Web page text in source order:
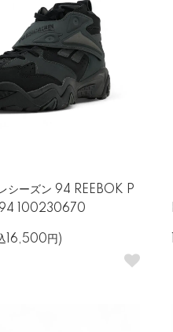
シーズン 94 REEBOK P
94 100230670
16,500円)